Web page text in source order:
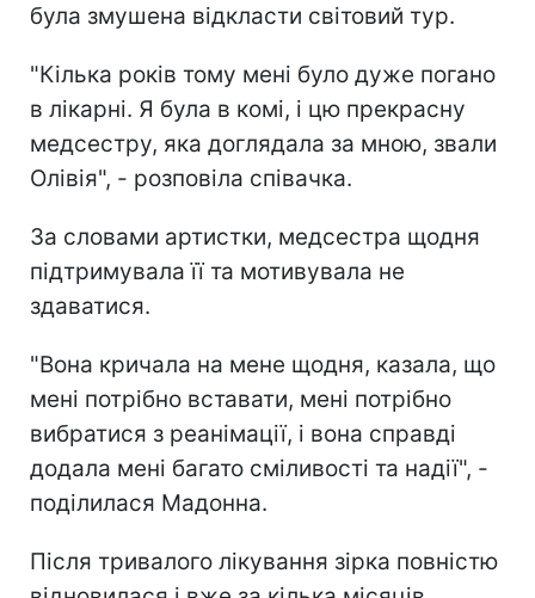
була змушена відкласти світовий тур.
"Кілька років тому мені було дуже погано
в лікарні. Я була в комі, і цю прекрасну
медсестру, яка доглядала за мною, звали
Олівія", - розповіла співачка.
За словами артистки, медсестра щодня
підтримувала її та мотивувала не
здаватися.
"Вона кричала на мене щодня, казала, що
мені потрібно вставати, мені потрібно
вибратися з реанімації, і вона справді
додала мені багато сміливості та надії", -
поділилася Мадонна.
Після тривалого лікування зірка повністю